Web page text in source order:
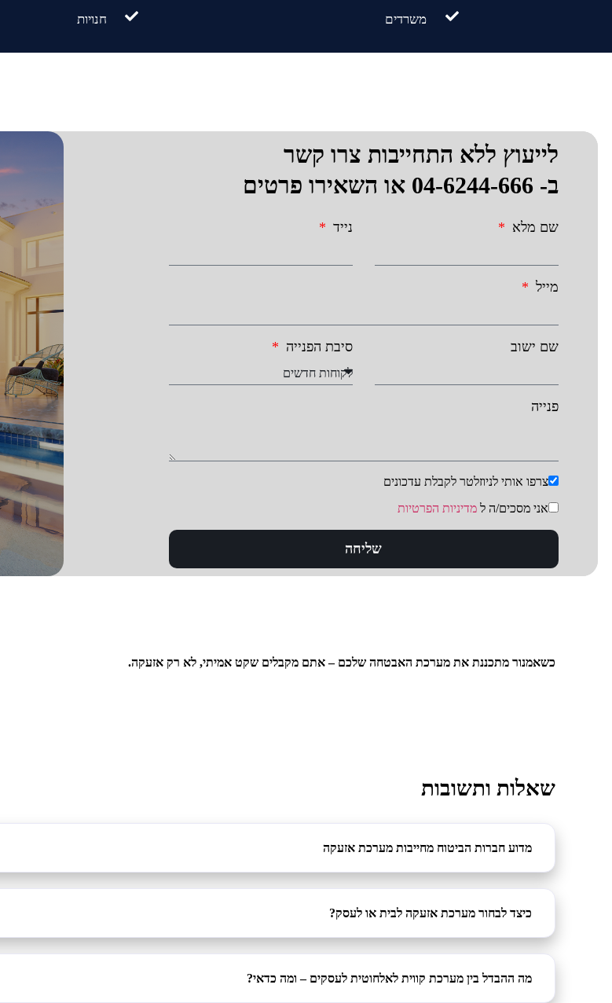
משרדים חנויות
לייעוץ ללא התחייבות צרו קשר
ב- 04-6244-666 או השאירו פרטים
שם מלא נייד
מייל
שם ישוב סיבת הפנייה
פנייה
צרפו אותי לניוזלטר לקבלת עדכונים
אני מסכים/ה ל מדיניות הפרטיות
שליחה
כשאמנור מתכננת את מערכת האבטחה שלכם – אתם מקבלים שקט אמיתי, לא רק אזעקה.
שאלות ותשובות
מדוע חברות הביטוח מחייבות מערכת אזעקה
כיצד לבחור מערכת אזעקה לבית או לעסק?
מה ההבדל בין מערכת קווית לאלחוטית לעסקים – ומה כדאי?